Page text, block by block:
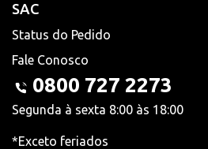
SAC
Status do Pedido
Fale Conosco
0800 727 2273
Segunda à sexta 8:00 às 18:00
*Exceto feriados